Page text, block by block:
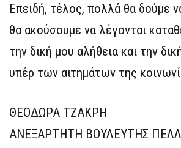
Επειδή, τέλος, πολλά θα δούμε
θα ακούσουμε να λέγονται
την δική μου αλήθεια και την
υπέρ των αιτημάτων της
ΘΕΟΔΩΡΑ ΤΖΑΚΡΗ
ΑΝΕΞΑΡΤΗΤΗ ΒΟΥΛΕΥΤΗΣ